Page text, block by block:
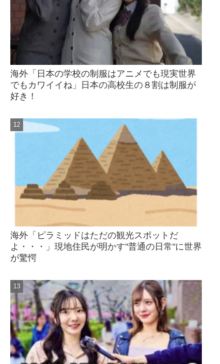
海外「日本の学校の制服はアニメでも現実世界
でもカワイイね」日本の高校生の８割は制服が
好き！
海外「ピラミッドはただの観光スポットだ
よ・・・」現地住民が明かす"普通の日常"に世界
が驚愕